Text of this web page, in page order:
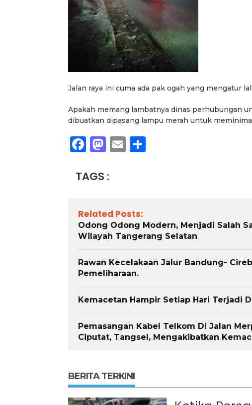
Jalan raya ini cuma ada pak ogah yang mengatur
Apakah memang lambatnya dinas perhubungan
dibuatkan dipasang lampu merah untuk
Facebook
Mastodon
Email
TAGS :
Related Posts:
Odong Odong Modern, Menjadi Salah
Wilayah Tangerang Selatan
Rawan Kecelakaan Jalur Bandung-
Pemeliharaan.
Kemacetan Hampir Setiap Hari Terjadi
Pemasangan Kabel Telkom Di Jalan
Ciputat, Tangsel, Mengakibatkan
BERITA TERKINI